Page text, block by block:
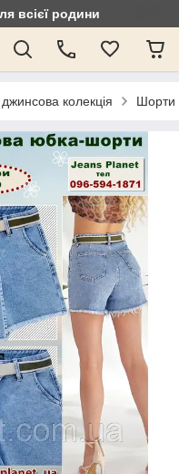
всієї родини
колекція Шорти